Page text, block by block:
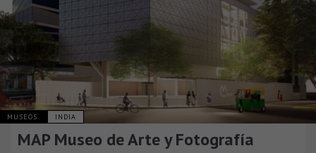
MUSEOS INDIA
MAP Museo de Arte y Fotografía